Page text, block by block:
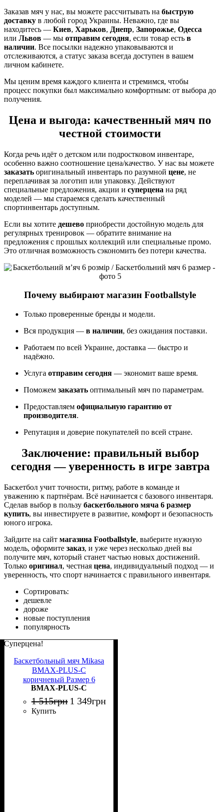
Заказав мяч у нас, вы можете рассчитывать на быструю
доставку в любой город Украины. Неважно, где вы
находитесь — Киев, Харьков, Днепр, Запорожье, Одесса
или Львов — мы отправим сегодня, если товар есть в
наличии. Все посылки надежно упаковываются и
отслеживаются, а статус заказа всегда доступен в вашем
личном кабинете.
Мы ценим время каждого клиента и стремимся, чтобы
процесс покупки был максимально комфортным: от выбора до
получения.
Цена и выгода: качественный мяч по
честной стоимости
Когда речь идёт о детском или подростковом инвентаре,
особенно важно соотношение цена/качество. У нас вы можете
заказать оригинальный инвентарь по разумной цене, не
переплачивая за логотип или упаковку. Действуют
специальные предложения, акции и суперцена на ряд
моделей — мы стараемся сделать качественный
спортинвентарь доступным.
Если вы хотите дешево приобрести достойную модель для
регулярных тренировок — обратите внимание на
предложения с прошлых коллекций или специальные промо.
Это отличная возможность сэкономить без потери качества.
Почему выбирают магазин Footballstyle
Только проверенные бренды и модели.
Вся продукция — в наличии, без ожидания поставки.
Работаем по всей Украине, доставка — быстро и
надёжно.
Услуга отправим сегодня — экономит ваше время.
Поможем заказать оптимальный мяч по параметрам.
Предоставляем официальную гарантию от
производителя.
Репутация и доверие покупателей по всей стране.
Заключение: правильный выбор
сегодня — уверенность в игре завтра
Баскетбол учит точности, ритму, работе в команде и
уважению к партнёрам. Всё начинается с базового инвентаря.
Сделав выбор в пользу баскетбольного мяча 6 размер
купить, вы инвестируете в развитие, комфорт и безопасность
юного игрока.
Зайдите на сайт магазина Footballstyle, выберите нужную
модель, оформите заказ, и уже через несколько дней вы
получите мяч, который станет частью новых достижений.
Только оригинал, честная цена, индивидуальный подход — и
уверенность, что спорт начинается с правильного инвентаря.
Сортировать:
дешевле
дороже
новые поступления
популярность
Суперцена!
Баскетбольный мяч Mikasa
BMAX-PLUS-C
коричневый Размер 6
BMAX-PLUS-C
BMAX-PLUS-C
1 515грн 1 349грн
Купить